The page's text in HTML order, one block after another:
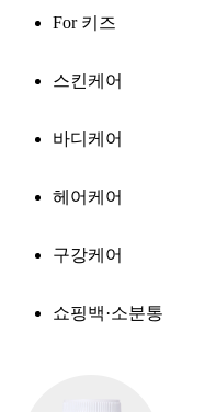
For 키즈
스킨케어
바디케어
헤어케어
구강케어
쇼핑백·소분통